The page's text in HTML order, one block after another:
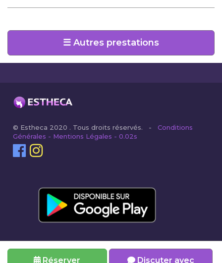
Réserver Discuter avec
☰ Autres prestations
© Estheca 2020 . Tous droits réservés. -Conditions
Générales - Mentions Légales - 0.02s